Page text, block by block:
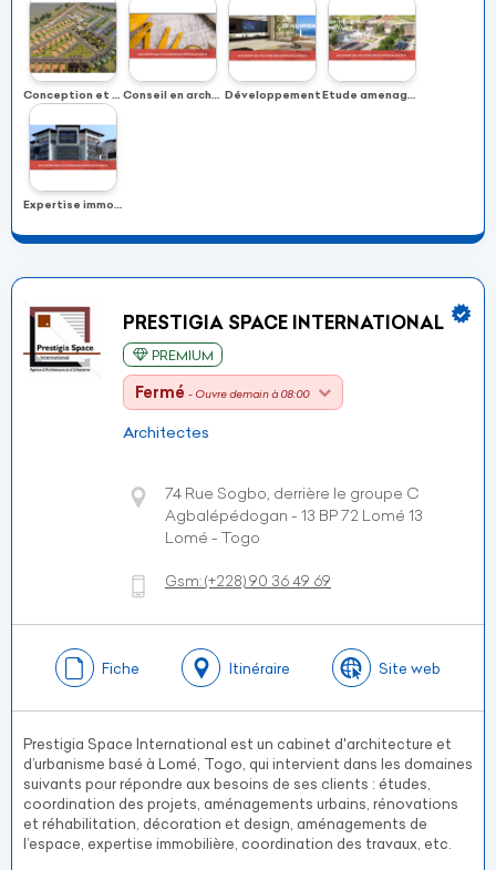
Conception et etude architecturale Conseil en architecture et urbanisme Développement Etude amenagement urbain et paysager
Expertise immobilière
PRESTIGIA SPACE INTERNATIONAL
PREMIUM
Fermé - Ouvre demain à 08:00
Architectes
74 Rue Sogbo, derrière le groupe C
Agbalépédogan - 13 BP 72 Lomé 13
Lomé - Togo
Gsm:(+228)90 36 49 69
Fiche Itinéraire Site web
Prestigia Space International est un cabinet d'architecture et
d’urbanisme basé à Lomé, Togo, qui intervient dans les domaines
suivants pour répondre aux besoins de ses clients : études,
coordination des projets, aménagements urbains, rénovations
et réhabilitation, décoration et design, aménagements de
l’espace, expertise immobilière, coordination des travaux, etc.